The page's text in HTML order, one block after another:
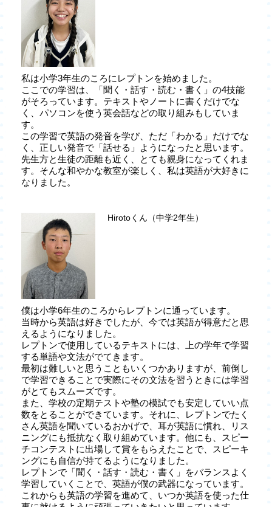
私は小学3年生のころにレプトンを始めました。
ここでの学習は、「聞く・話す・読む・書く」の4技能
がそろっています。テキストやノートに書くだけでな
く、パソコンを使う英会話などの取り組みもしていま
す。
この学習で英語の発音を学び、ただ「わかる」だけでな
く、正しい発音で「話せる」ようになったと思います。
先生方と生徒の距離も近く、とても親身になってくれま
す。そんな和やかな教室が楽しく、私は英語が大好きに
なりました。
Hirotoくん（中学2年生）
僕は小学6年生のころからレプトンに通っています。
当時から英語は好きでしたが、今では英語が得意だと思
えるようになりました。
レプトンで使用しているテキストには、上の学年で学習
する単語や文法がでてきます。
最初は難しいと思うこともいくつかありますが、前倒し
で学習できることで実際にその文法を習うときには学習
がとてもスムーズです。
また、学校の定期テストや塾の模試でも安定していい点
数をとることができています。それに、レプトンでたく
さん英語を聞いているおかげで、耳が英語に慣れ、リス
ニングにも抵抗なく取り組めています。他にも、スピー
チコンテストに出場して賞をもらえたことで、スピーキ
ングにも自信が持てるようになりました。
レプトンで「聞く・話す・読む・書く」をバランスよく
学習していくことで、英語が僕の武器になっています。
これからも英語の学習を進めて、いつか英語を使った仕